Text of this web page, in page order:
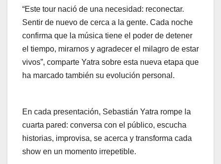
“Este tour nació de una necesidad: reconectar.
Sentir de nuevo de cerca a la gente. Cada noche
confirma que la música tiene el poder de detener
el tiempo, mirarnos y agradecer el milagro de estar
vivos”, comparte Yatra sobre esta nueva etapa que
ha marcado también su evolución personal.
En cada presentación, Sebastián Yatra rompe la
cuarta pared: conversa con el público, escucha
historias, improvisa, se acerca y transforma cada
show en un momento irrepetible.